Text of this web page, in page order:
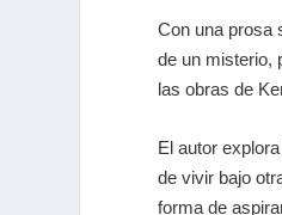
Con una prosa
de un misterio,
las obras de
El autor
de vivir bajo
forma de